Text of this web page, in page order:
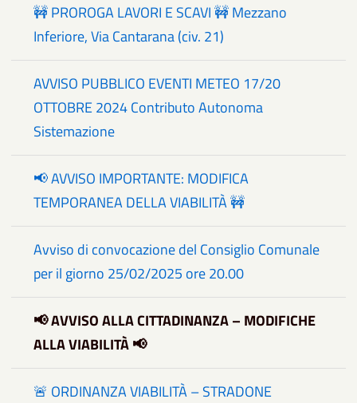
🚧 PROROGA LAVORI E SCAVI 🚧 Mezzano
Inferiore, Via Cantarana (civ. 21)
AVVISO PUBBLICO EVENTI METEO 17/20
OTTOBRE 2024 Contributo Autonoma
Sistemazione
📢 AVVISO IMPORTANTE: MODIFICA
TEMPORANEA DELLA VIABILITÀ 🚧
Avviso di convocazione del Consiglio Comunale
per il giorno 25/02/2025 ore 20.00
📢 AVVISO ALLA CITTADINANZA – MODIFICHE
ALLA VIABILITÀ 📢
🚨 ORDINANZA VIABILITÀ – STRADONE